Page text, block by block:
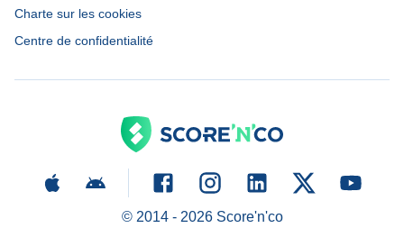
Charte sur les cookies
Centre de confidentialité
© 2014 - 2026Score'n'co